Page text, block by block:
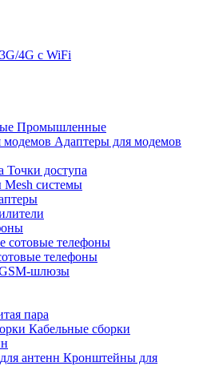
3G/4G с WiFi
Промышленные
Адаптеры для модемов
Точки доступа
Mesh системы
телефоны
шлюзы
пара
Кабельные сборки
Кронштейны для